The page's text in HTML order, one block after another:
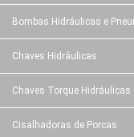
Bombas Hidráulicas e
Chaves Hidráulicas
Chaves Torque Hidráulicas
Cisalhadoras de Porcas